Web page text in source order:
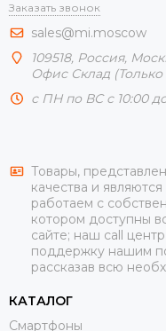
Заказать звонок
sales@mi.moscow
109518, Россия,
Офис Склад
с ПН по ВС с 10:00
Товары,
качества и
работаем с
котором доступны
сайте; наш call
поддержку нашим
рассказав всю
КАТАЛОГ
Смартфоны